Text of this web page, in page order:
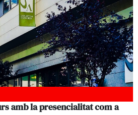
amb la presencialitat com a